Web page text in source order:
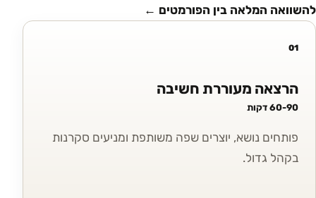
להשוואה המלאה בין הפורמטים ←
01
הרצאה מעוררת חשיבה
60-90 דקות
פותחים נושא, יוצרים שפה משותפת ומניעים סקרנות
בקהל גדול.